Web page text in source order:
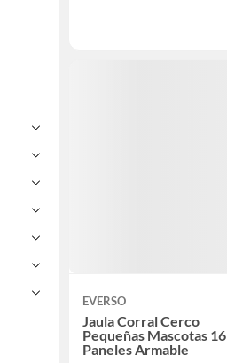
EVERSO
Jaula Corral Cerco
Pequeñas Mascotas 16
Paneles Armable